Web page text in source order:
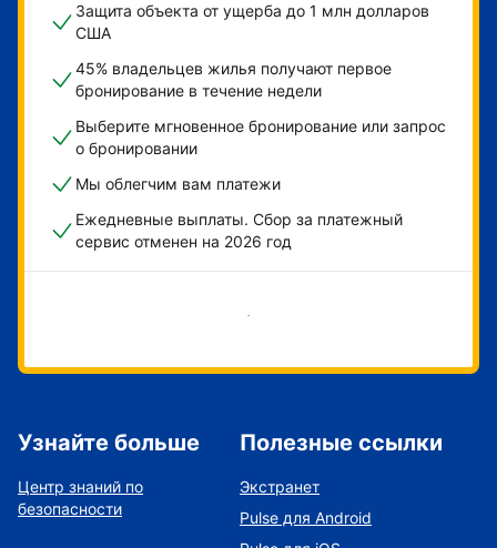
Защита объекта от ущерба до 1 млн долларов
США
45% владельцев жилья получают первое
бронирование в течение недели
Выберите мгновенное бронирование или запрос
о бронировании
Мы облегчим вам платежи
Ежедневные выплаты. Сбор за платежный
сервис отменен на 2026 год
Начать
Узнайте больше
Центр знаний по
безопасности
Полезные ссылки
Экстранет
Pulse для Android